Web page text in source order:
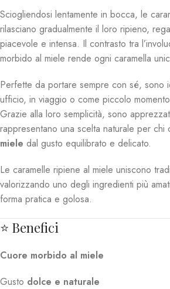
Sciogliendosi lentamente in bocca, le
rilasciano gradualmente il loro ripieno,
piacevole e intensa. Il contrasto tra
morbido al miele rende ogni caramella
Perfette da portare sempre con sé, sono
ufficio, in viaggio o come piccolo
Grazie alla loro semplicità, sono
rappresentano una scelta naturale per chi
miele dal gusto equilibrato e delicato.
Le caramelle ripiene al miele uniscono
valorizzando uno degli ingredienti più
forma pratica e golosa.
⭐ Benefici
Cuore morbido al miele
Gusto dolce e naturale